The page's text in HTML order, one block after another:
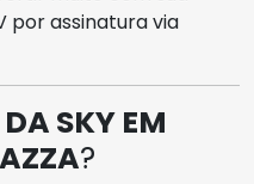
por assinatura via
SKY EM
?